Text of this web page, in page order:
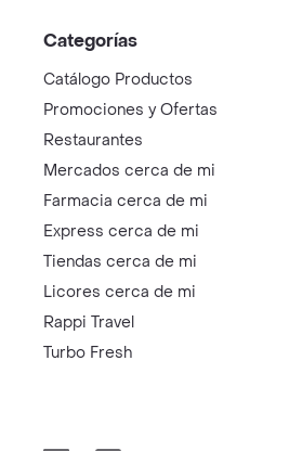
Categorías
Catálogo Productos
Promociones y Ofertas
Restaurantes
Mercados cerca de mi
Farmacia cerca de mi
Express cerca de mi
Tiendas cerca de mi
Licores cerca de mi
Rappi Travel
Turbo Fresh